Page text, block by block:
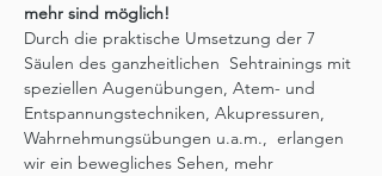
mehr sind möglich!
Durch die praktische Umsetzung der 7
Säulen des ganzheitlichen  Sehtrainings mit
speziellen Augenübungen, Atem- und
Entspannungstechniken, Akupressuren,
Wahrnehmungsübungen u.a.m.,  erlangen
wir ein bewegliches Sehen, mehr